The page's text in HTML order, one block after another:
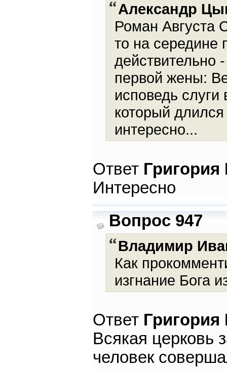
Александр
Роман Августа
то на середине
действительно
первой жены:
исповедь
который
интересно...
Ответ
Интересно
Вопрос 947
Владимир
Как
изгнание Бога
Ответ
Всякая церковь
человек